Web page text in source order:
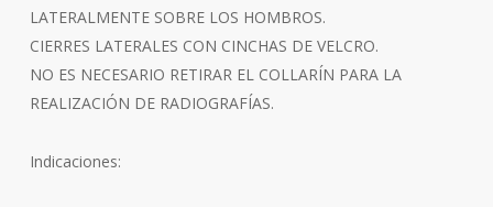
LATERALMENTE SOBRE LOS HOMBROS.
CIERRES LATERALES CON CINCHAS DE VELCRO.
NO ES NECESARIO RETIRAR EL COLLARÍN PARA LA
REALIZACIÓN DE RADIOGRAFÍAS.
Indicaciones: